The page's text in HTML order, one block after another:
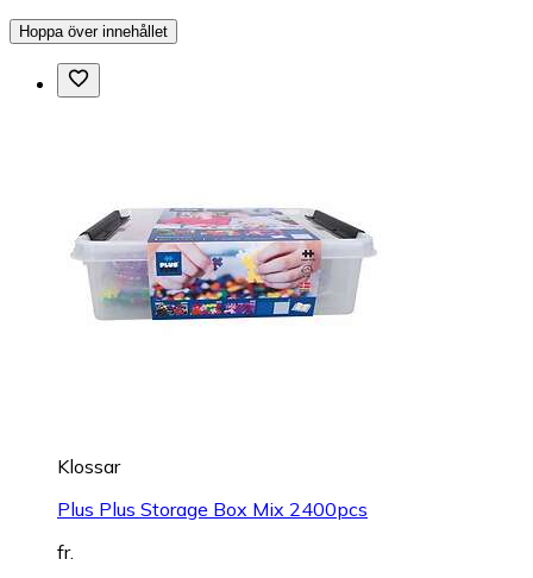
Hoppa över innehållet
Klossar
Plus Plus Storage Box Mix 2400pcs
fr.